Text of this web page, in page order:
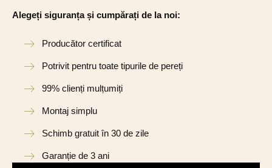
Alegeți siguranța și cumpărați de la noi:
Producător certificat
Potrivit pentru toate tipurile de pereți
99% clienți mulțumiți
Montaj simplu
Schimb gratuit în 30 de zile
Garanție de 3 ani